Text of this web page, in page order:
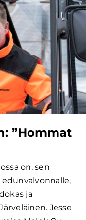
”Hommat
on, sen
ja
Jesse